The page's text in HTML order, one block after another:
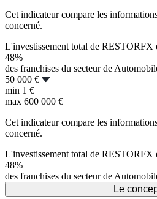
Cet indicateur compare les
concerné.
L'investissement total de RESTORFX
48%
des franchises du secteur de
50 000 €
min 1 €
max 600 000 €
Cet indicateur compare les
concerné.
L'investissement total de RESTORFX
48%
des franchises du secteur de
Le